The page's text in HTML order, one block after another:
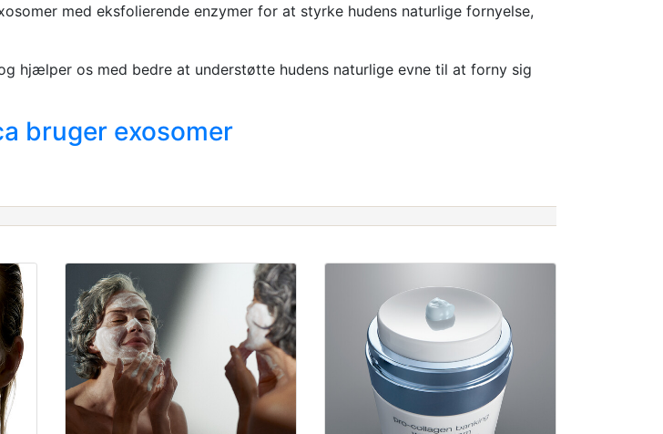
med eksfolierende enzymer for at styrke hudens naturlige fornyelse,
hjælper os med bedre at understøtte hudens naturlige evne til at forny sig
bruger exosomer